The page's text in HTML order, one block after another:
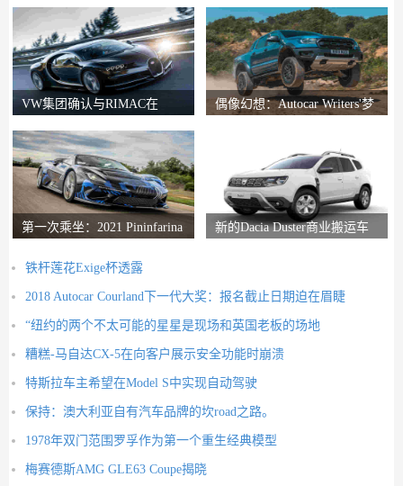
VW集团确认与RIMAC在
偶像幻想：Autocar Writers'梦
第一次乘坐：2021 Pininfarina
新的Dacia Duster商业搬运车
铁杆莲花Exige杯透露
2018 Autocar Courland下一代大奖：报名截止日期迫在眉睫
“纽约的两个不太可能的星星是现场和英国老板的场地
糟糕-马自达CX-5在向客户展示安全功能时崩溃
特斯拉车主希望在Model S中实现自动驾驶
保持：澳大利亚自有汽车品牌的坎road之路。
1978年双门范围罗孚作为第一个重生经典模型
梅赛德斯AMG GLE63 Coupe揭晓